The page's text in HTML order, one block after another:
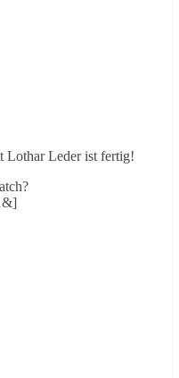
Lothar Leder ist fertig!